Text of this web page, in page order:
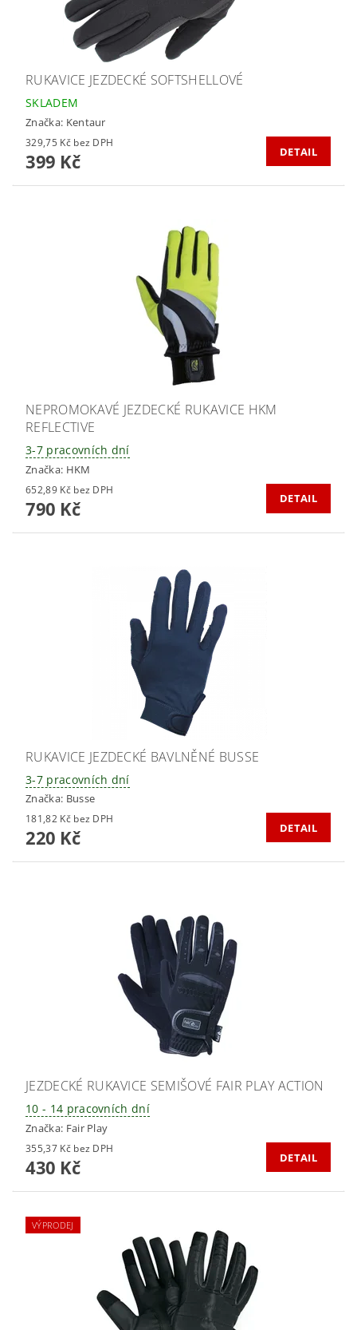
RUKAVICE JEZDECKÉ SOFTSHELLOVÉ
SKLADEM
Značka: Kentaur
329,75 Kč bez DPH
399 Kč DETAIL
NEPROMOKAVÉ JEZDECKÉ RUKAVICE HKM
REFLECTIVE
3-7 pracovních dní
Značka: HKM
652,89 Kč bez DPH
790 Kč DETAIL
RUKAVICE JEZDECKÉ BAVLNĚNÉ BUSSE
3-7 pracovních dní
Značka: Busse
181,82 Kč bez DPH
220 Kč DETAIL
JEZDECKÉ RUKAVICE SEMIŠOVÉ FAIR PLAY ACTION
10 - 14 pracovních dní
Značka: Fair Play
355,37 Kč bez DPH
430 Kč DETAIL
VÝPRODEJ